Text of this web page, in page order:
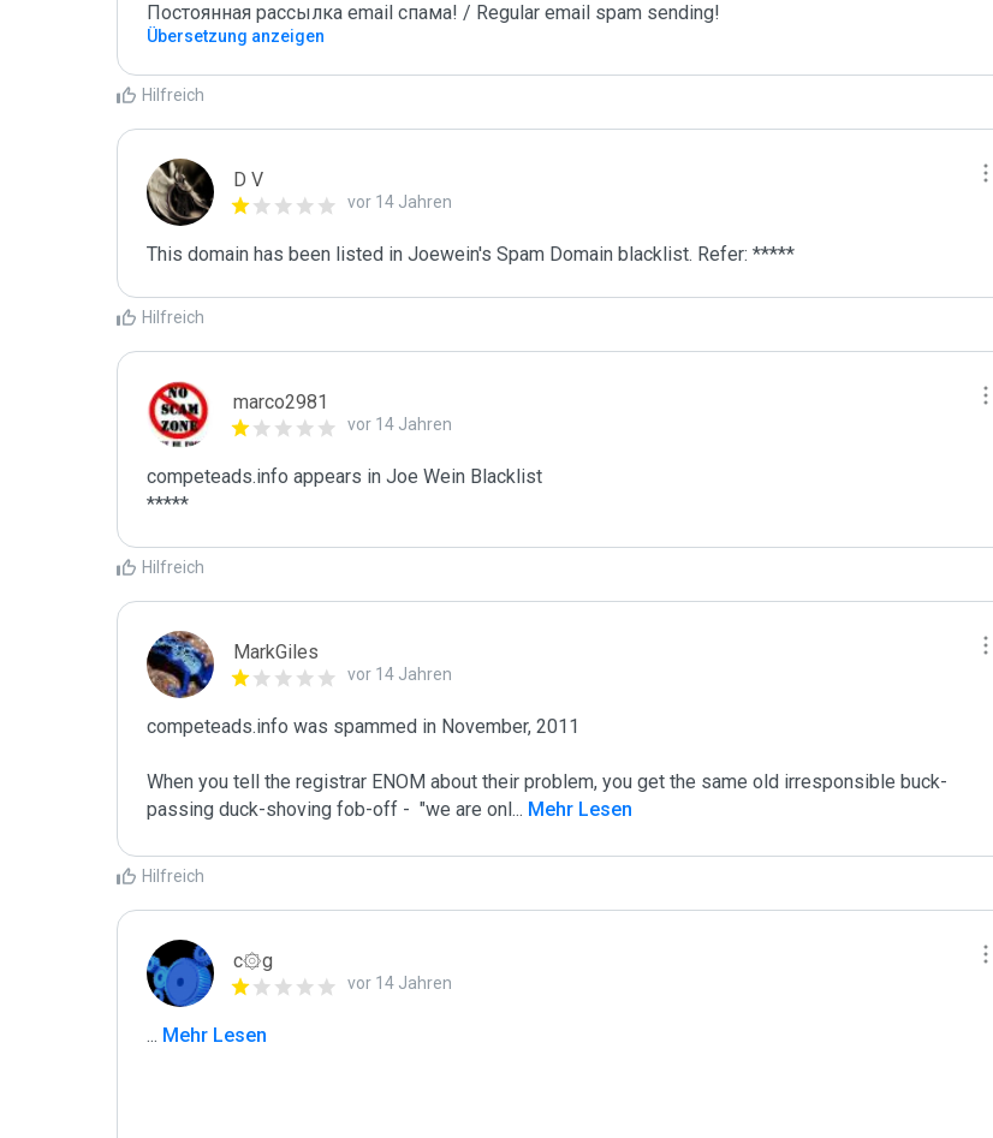
Постоянная рассылка email спама! / Regular email spam sending!
Übersetzung anzeigen
Hilfreich
D V
vor 14 Jahren
This domain has been listed in Joewein's Spam Domain blacklist. Refer: *****
Hilfreich
marco2981
vor 14 Jahren
competeads.info appears in Joe Wein Blacklist
*****
Hilfreich
MarkGiles
vor 14 Jahren
competeads.info was spammed in November, 2011
When you tell the registrar ENOM about their problem, you get the same old irresponsible buck-
passing duck-shoving fob-off -  "we are onl... Mehr Lesen
Hilfreich
c۞g
vor 14 Jahren
... Mehr Lesen